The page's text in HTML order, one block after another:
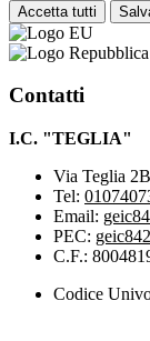
Accetta tutti
Contatti
I.C. "TEGLIA"
Via Teglia
Tel:
Email:
PEC:
C.F.:
Codice